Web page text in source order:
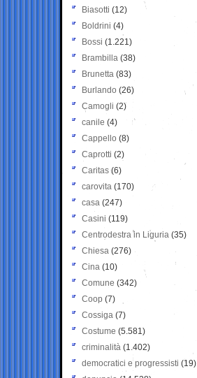
Biasotti (12)
Boldrini (4)
Bossi (1.221)
Brambilla (38)
Brunetta (83)
Burlando (26)
Camogli (2)
canile (4)
Cappello (8)
Caprotti (2)
Caritas (6)
carovita (170)
casa (247)
Casini (119)
Centrodestra in Liguria (35)
Chiesa (276)
Cina (10)
Comune (342)
Coop (7)
Cossiga (7)
Costume (5.581)
criminalità (1.402)
democratici e progressisti (19)